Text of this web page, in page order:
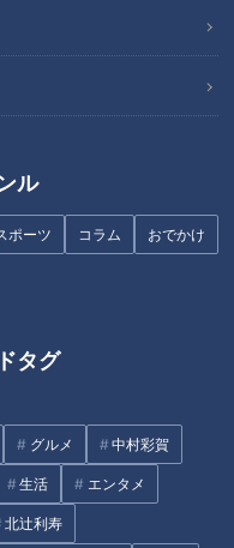
ル
ポーツ コラム おでかけ
タグ
グルメ 中村彩賀
生活 エンタメ
北辻利寿
お兄さんと行く！夏休みに
の国産コーヒーが味わえる!
民が集うおしゃれカフェ